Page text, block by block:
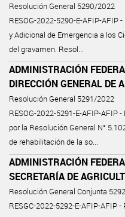
Resolución General 5290/2022
RESOG-2022-5290-E-AFIP-AFIP
y Adicional de Emergencia a los
del gravamen. Resol...
ADMINISTRACIÓN
DIRECCIÓN GENERAL DE
Resolución General 5291/2022
RESOG-2022-5291-E-AFIP-AFIP
por la Resolución General N°
de rehabilitación de la so...
ADMINISTRACIÓN
SECRETARÍA DE
Resolución General Conjunta
RESGC-2022-5292-E-AFIP-AFIP